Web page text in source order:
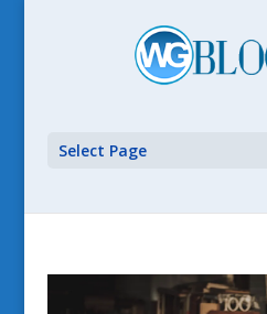
Select Page